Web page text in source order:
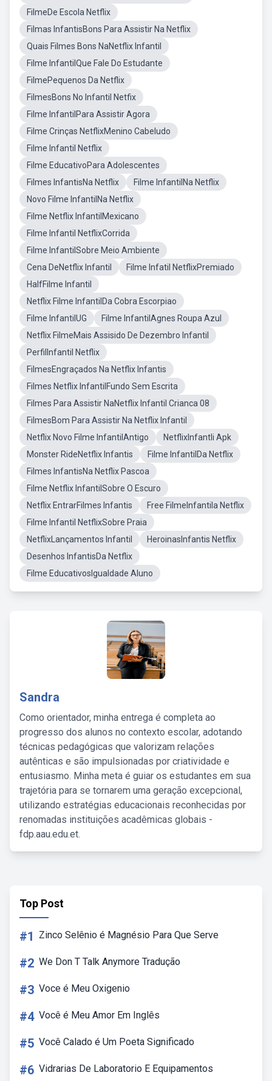
FilmeDe Escola Netflix
Filmas InfantisBons Para Assistir Na Netflix
Quais Filmes Bons NaNetflix Infantil
Filme InfantilQue Fale Do Estudante
FilmePequenos Da Netflix
FilmesBons No Infantil Netfix
Filme InfantilPara Assistir Agora
Filme Crinças NetflixMenino Cabeludo
Filme Infantil Netflix
Filme EducativoPara Adolescentes
Filmes InfantisNa Netflix
Filme InfantilNa Netflix
Novo Filme InfantilNa Netflix
Filme Netflix InfantilMexicano
Filme Infantil NetflixCorrida
Filme InfantilSobre Meio Ambiente
Cena DeNetflix Infantil
Filme Infatil NetflixPremiado
HalfFilme Infantil
Netflix Filme InfantilDa Cobra Escorpiao
Filme InfantilUG
Filme InfantilAgnes Roupa Azul
Netflix FilmeMais Assisido De Dezembro Infantil
PerfilInfantil Netflix
FilmesEngraçados Na Netflix Infantis
Filmes Netflix InfantilFundo Sem Escrita
Filmes Para Assistir NaNetflix Infantil Crianca 08
FilmesBom Para Assistir Na Netflix Infantil
Netflix Novo Filme InfantilAntigo
NetflixInfantli Apk
Monster RideNetflix Infantis
Filme InfantilDa Netflix
Filmes InfantisNa Netflix Pascoa
Filme Netflix InfantilSobre O Escuro
Netflix EntrarFilmes Infantis
Free FilmeInfantila Netflix
Filme Infantil NetflixSobre Praia
NetflixLançamentos Infantil
HeroinasInfantis Netflix
Desenhos InfantisDa Netflix
Filme EducativosIgualdade Aluno
Sandra
Como orientador, minha entrega é completa ao
progresso dos alunos no contexto escolar, adotando
técnicas pedagógicas que valorizam relações
autênticas e são impulsionadas por criatividade e
entusiasmo. Minha meta é guiar os estudantes em sua
trajetória para se tornarem uma geração excepcional,
utilizando estratégias educacionais reconhecidas por
renomadas instituições acadêmicas globais -
fdp.aau.edu.et.
Top Post
#1 Zinco Selênio é Magnésio Para Que Serve
#2 We Don T Talk Anymore Tradução
#3 Voce é Meu Oxigenio
#4 Você é Meu Amor Em Inglês
#5 Você Calado é Um Poeta Significado
#6 Vidrarias De Laboratorio E Equipamentos